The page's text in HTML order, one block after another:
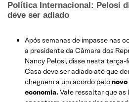
Política Internacional: Pelosi
deve ser adiado
Após semanas de impasse nas
a presidente da Câmara dos
Nancy Pelosi, disse nesta terça-
Casa deve ser adiado até que
cheguem a um acordo pelo
economia.Vale ressaltar que